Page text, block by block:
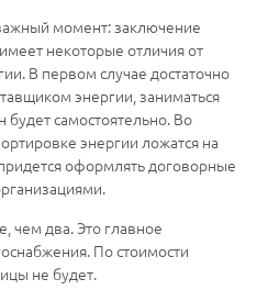
момент: заключение
некоторые отличия от
В первом случае достаточно
энергии, заниматься
самостоятельно. Во
энергии ложатся на
оформлять договорные
чем два. Это главное
По стоимости
не будет.